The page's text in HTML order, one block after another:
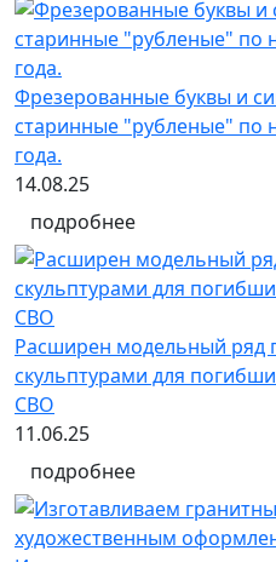
Фрезерованные буквы и
старинные "рубленые" по
года.
14.08.25
подробнее
Расширен модельный ряд
скульптурами для
СВО
11.06.25
подробнее